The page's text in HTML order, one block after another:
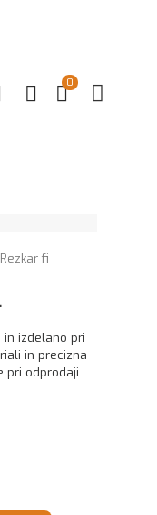
0
Rezkar fi
in izdelano pri
in precizna
pri odprodaji